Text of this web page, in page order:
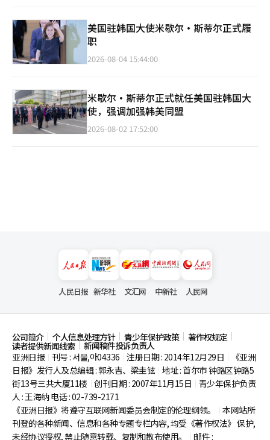
美国驻韩国大使米歇尔·斯蒂尔正式履
职
2026-08-04 15:44:00
米歇尔·斯蒂尔正式就任美国驻韩国大
使，强调加强韩美同盟
2026-08-02 17:52:00
人民日报 新华社 文汇网 中新社 人民网
公司简介 个人信息处理方针 青少年保护政策 著作权规定
读者提供新闻线索
新闻稿件投诉负责人
亚洲日报
刊号 : 서울,아04336 注册日期 : 2014年12月29日
《亚洲
日报》发行人及总编辑 : 郭永吉、梁圭铉 地址 : 首尔市钟路区钟路5
街13号三共大厦11楼 创刊日期 : 2007年11月15日
青少年保护负责
人 : 王海纳 电话 : 02-739-2171
《亚洲日报》将遵守互联网新闻委员会制定的伦理纲领。
本网站所
刊登的各种新闻、信息和各种专题专栏内容, 均受《著作权法》 保护,
未经协议授权, 禁止随意转载、复制和散布使用。
邮件 :